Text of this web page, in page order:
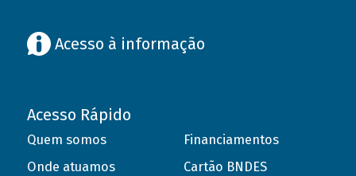
Acesso à informação
Acesso Rápido
Quem somos
Onde atuamos
Financiamentos
Cartão BNDES